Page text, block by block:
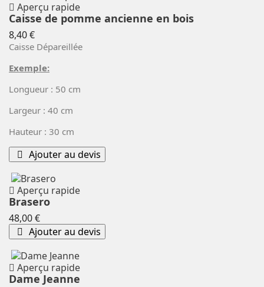
Aperçu rapide
Caisse de pomme ancienne en bois
Prix
8,40 €
Caisse Dépareillée
Exemple:
Longueur : 50 cm
Largeur : 40 cm
Hauteur : 30 cm
Ajouter au devis
Aperçu rapide
Brasero
Prix
48,00 €
Ajouter au devis
Aperçu rapide
Dame Jeanne